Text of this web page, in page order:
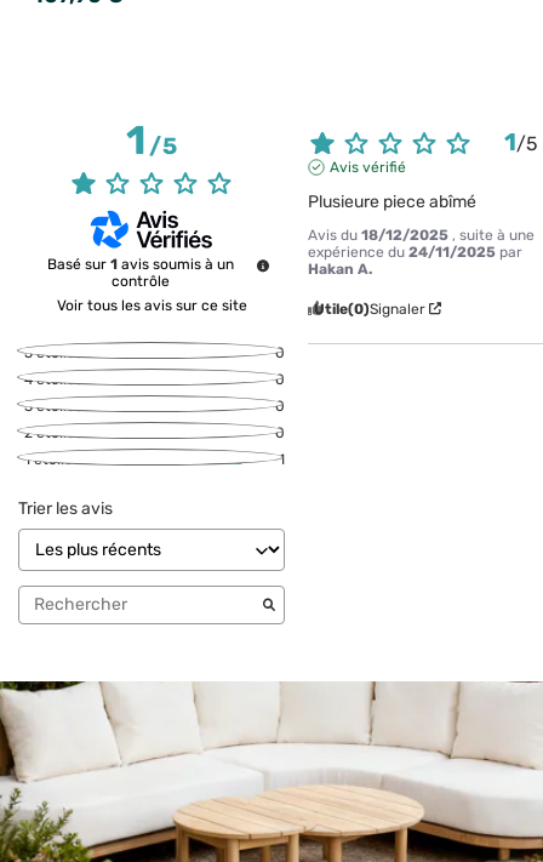
1/5
Basé sur 1 avis soumis à un
contrôle
Voir tous les avis sur ce site
5étoiles
0
4étoiles
0
3étoiles
0
2étoiles
0
1étoile 1
Trier les avis
1/5
Avis vérifié
Plusieure piece abîmé
Avis du18/12/2025 , suite à une
expérience du24/11/2025 par
Hakan A.
Utile(0)Signaler